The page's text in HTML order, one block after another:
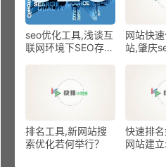
seo优化工具,浅谈互
联网环境下SEO存在
网站快
站,肇庆
排名工具,新网站搜
索优化若何举行？
快速排
网站建